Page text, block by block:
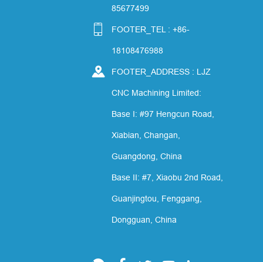
85677499
 FOOTER_TEL : +86-
18108476988
 FOOTER_ADDRESS : LJZ
CNC Machining Limited:
Base I: #97 Hengcun Road,
Xiabian, Changan,
Guangdong, China
Base II: #7, Xiaobu 2nd Road,
Guanjingtou, Fenggang,
Dongguan, China